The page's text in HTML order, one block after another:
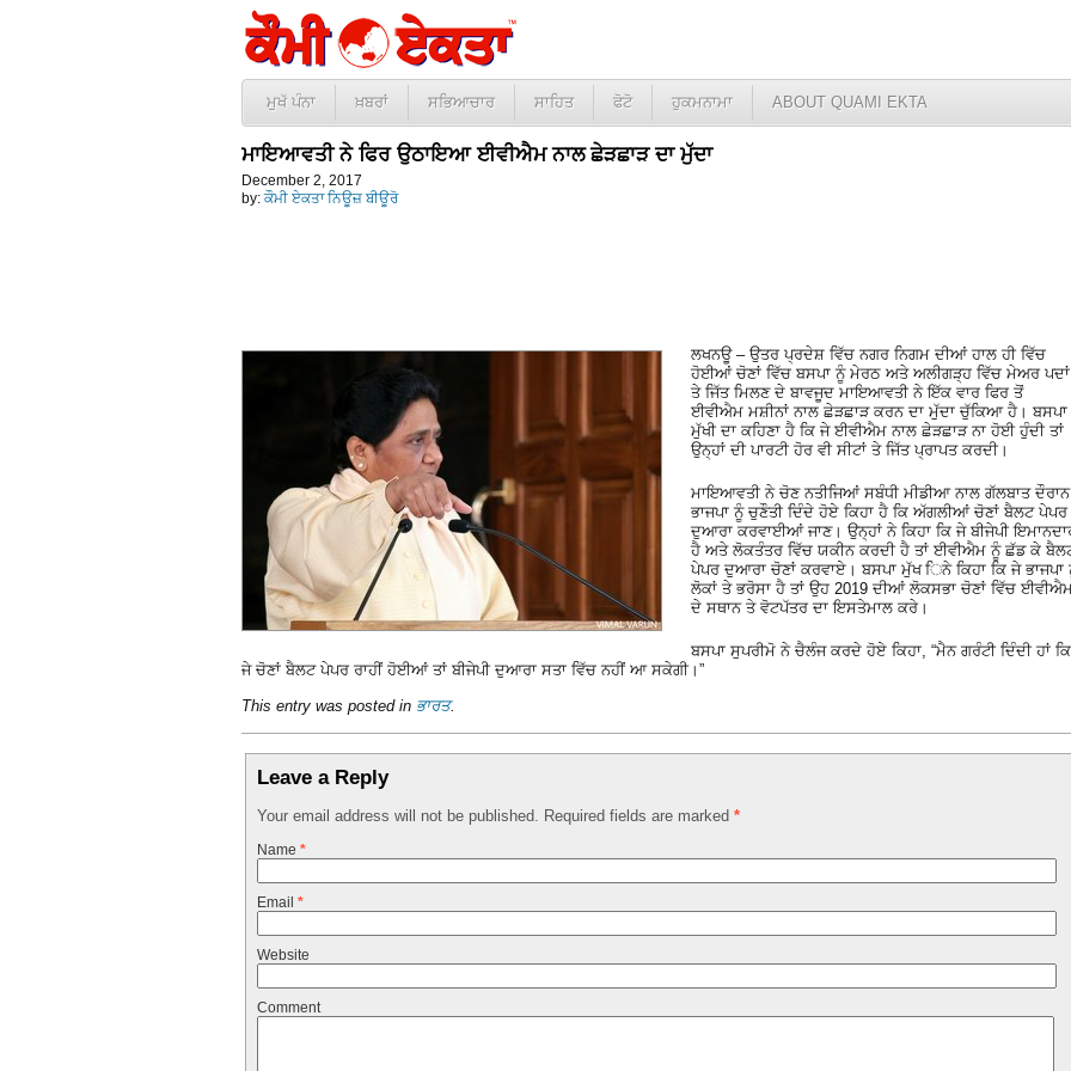
ਮੁਖੱ ਪੰਨਾ ਖ਼ਬਰਾਂ ਸਭਿਆਚਾਰ ਸਾਹਿਤ ਫੋਟੋ ਹੁਕਮਨਾਮਾ ABOUT QUAMI EKTA
ਮਾਇਆਵਤੀ ਨੇ ਫਿਰ ਉਠਾਇਆ ਈਵੀਐਮ ਨਾਲ ਛੇੜਛਾੜ ਦਾ ਮੁੱਦਾ
December 2, 2017
by: ਕੌਮੀ ਏਕਤਾ ਨਿਊਜ਼ ਬੀਊਰੋ
ਲਖਨਊ – ਉਤਰ ਪ੍ਰਦੇਸ਼ ਵਿੱਚ ਨਗਰ ਨਿਗਮ ਦੀਆਂ ਹਾਲ ਹੀ ਵਿੱਚ
ਹੋਈਆਂ ਚੋਣਾਂ ਵਿੱਚ ਬਸਪਾ ਨੂੰ ਮੇਰਠ ਅਤੇ ਅਲੀਗੜ੍ਹ ਵਿੱਚ ਮੇਅਰ ਪਦਾਂ
ਤੇ ਜਿੱਤ ਮਿਲਣ ਦੇ ਬਾਵਜੂਦ ਮਾਇਆਵਤੀ ਨੇ ਇੱਕ ਵਾਰ ਫਿਰ ਤੋਂ
ਈਵੀਐਮ ਮਸ਼ੀਨਾਂ ਨਾਲ ਛੇੜਛਾੜ ਕਰਨ ਦਾ ਮੁੱਦਾ ਚੁੱਕਿਆ ਹੈ। ਬਸਪਾ
ਮੁੱਖੀ ਦਾ ਕਹਿਣਾ ਹੈ ਕਿ ਜੇ ਈਵੀਐਮ ਨਾਲ ਛੇੜਛਾੜ ਨਾ ਹੋਈ ਹੁੰਦੀ ਤਾਂ
ਉਨ੍ਹਾਂ ਦੀ ਪਾਰਟੀ ਹੋਰ ਵੀ ਸੀਟਾਂ ਤੇ ਜਿੱਤ ਪ੍ਰਾਪਤ ਕਰਦੀ।
ਮਾਇਆਵਤੀ ਨੇ ਚੋਣ ਨਤੀਜਿਆਂ ਸਬੰਧੀ ਮੀਡੀਆ ਨਾਲ ਗੱਲਬਾਤ ਦੌਰਾਨ
ਭਾਜਪਾ ਨੂੰ ਚੁਣੌਤੀ ਦਿੰਦੇ ਹੋਏ ਕਿਹਾ ਹੈ ਕਿ ਅੱਗਲੀਆਂ ਚੋਣਾਂ ਬੈਲਟ ਪੇਪਰ
ਦੁਆਰਾ ਕਰਵਾਈਆਂ ਜਾਣ। ਉਨ੍ਹਾਂ ਨੇ ਕਿਹਾ ਕਿ ਜੇ ਬੀਜੇਪੀ
ਹੈ ਅਤੇ ਲੋਕਤੰਤਰ ਵਿੱਚ ਯਕੀਨ ਕਰਦੀ ਹੈ ਤਾਂ ਈਵੀਐਮ ਨੂੰ ਛੱਡ ਕੇ
ਪੇਪਰ ਦੁਆਰਾ ਚੋਣਾਂ ਕਰਵਾਏ। ਬਸਪਾ ਮੁੱਖ ਿਨੇ ਕਿਹਾ ਕਿ ਜੇ ਭਾਜਪਾ
ਲੋਕਾਂ ਤੇ ਭਰੋਸਾ ਹੈ ਤਾਂ ਉਹ 2019 ਦੀਆਂ ਲੋਕਸਭਾ ਚੋਣਾਂ ਵਿੱਚ
ਦੇ ਸਥਾਨ ਤੇ ਵੋਟਪੱਤਰ ਦਾ ਇਸਤੇਮਾਲ ਕਰੇ।
ਬਸਪਾ ਸੁਪਰੀਮੋ ਨੇ ਚੈਲੰਜ ਕਰਦੇ ਹੋਏ ਕਿਹਾ, “ਮੈਨ ਗਰੰਟੀ ਦਿੰਦੀ ਹਾਂ ਕਿ
ਜੇ ਚੋਣਾਂ ਬੈਲਟ ਪੇਪਰ ਰਾਹੀਂ ਹੋਈਆਂ ਤਾਂ ਬੀਜੇਪੀ ਦੁਆਰਾ ਸਤਾ ਵਿੱਚ ਨਹੀਂ ਆ ਸਕੇਗੀ।”
This entry was posted in ਭਾਰਤ.
Leave a Reply
Your email address will not be published. Required fields are marked *
Name *
Email *
Website
Comment